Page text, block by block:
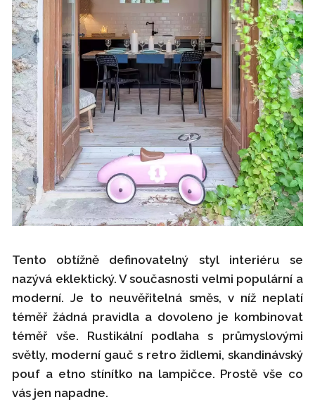
Tento obtížně definovatelný styl interiéru se
nazývá eklektický. V současnosti velmi populární a
moderní. Je to neuvěřitelná směs, v níž neplatí
téměř žádná pravidla a dovoleno je kombinovat
téměř vše. Rustikální podlaha s průmyslovými
světly, moderní gauč s retro židlemi, skandinávský
pouf a etno stínítko na lampičce. Prostě vše co
vás jen napadne.